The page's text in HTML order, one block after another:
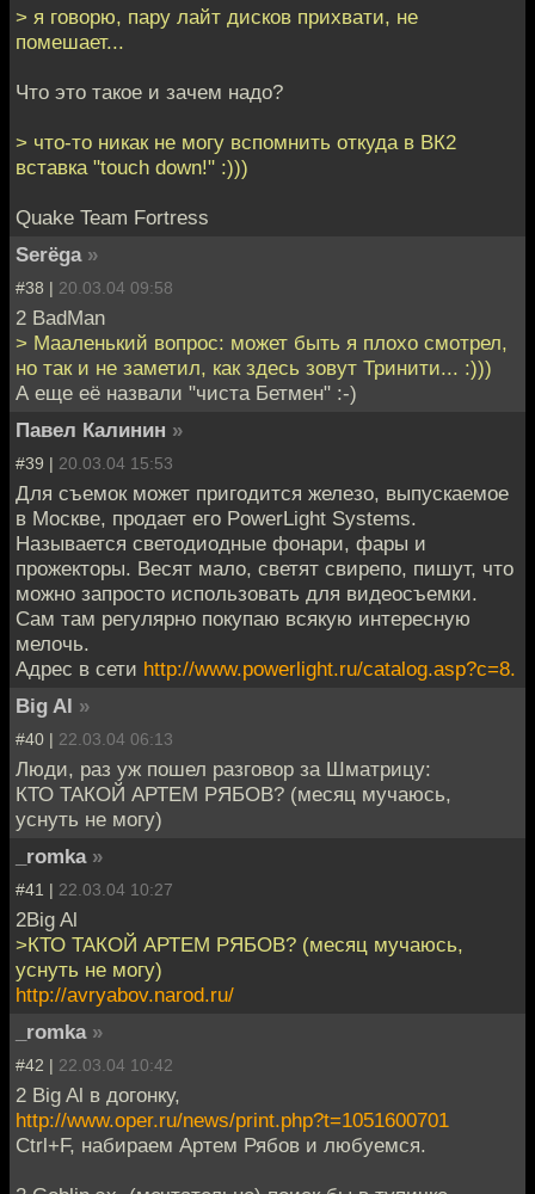
> я говорю, пару лайт дисков прихвати, не
помешает...
Что это такое и зачем надо?
> что-то никак не могу вспомнить откуда в ВК2
вставка "touch down!" :)))
Quake Team Fortress
Serёga »
#38 | 20.03.04 09:58
2 BadMan
> Мааленький вопрос: может быть я плохо смотрел,
но так и не заметил, как здесь зовут Тринити... :)))
А еще её назвали "чиста Бетмен" :-)
Павел Калинин »
#39 | 20.03.04 15:53
Для съемок может пригодится железо, выпускаемое
в Москве, продает его PowerLight Systems.
Называется светодиодные фонари, фары и
прожекторы. Весят мало, светят свирепо, пишут, что
можно запросто использовать для видеосъемки.
Сам там регулярно покупаю всякую интересную
мелочь.
Адрес в сети http://www.powerlight.ru/catalog.asp?c=8.
Big Al »
#40 | 22.03.04 06:13
Люди, раз уж пошел разговор за Шматрицу:
КТО ТАКОЙ АРТЕМ РЯБОВ? (месяц мучаюсь,
уснуть не могу)
_romka »
#41 | 22.03.04 10:27
2Big Al
>КТО ТАКОЙ АРТЕМ РЯБОВ? (месяц мучаюсь,
уснуть не могу)
http://avryabov.narod.ru/
_romka »
#42 | 22.03.04 10:42
2 Big Al в догонку,
http://www.oper.ru/news/print.php?t=1051600701
Ctrl+F, набираем Артем Рябов и любуемся.